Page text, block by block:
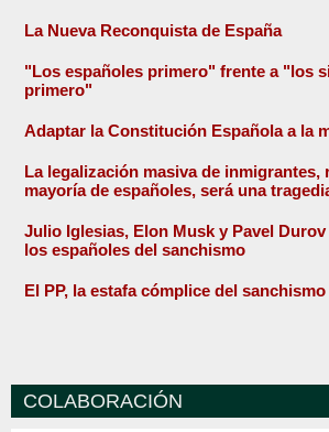
La Nueva Reconquista de España
"Los españoles primero" frente a "los
primero"
Adaptar la Constitución Española a la
La legalización masiva de inmigrantes,
mayoría de españoles, será una
Julio Iglesias, Elon Musk y Pavel
los españoles del sanchismo
El PP, la estafa cómplice del sanchismo
COLABORACIÓN